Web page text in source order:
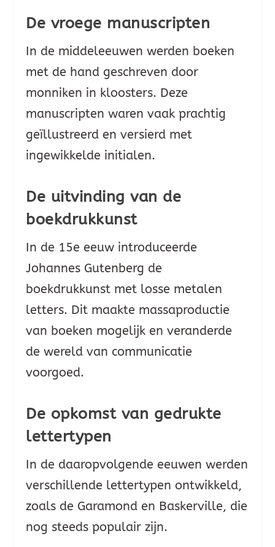
De vroege manuscripten
In de middeleeuwen werden boeken
met de hand geschreven door
monniken in kloosters. Deze
manuscripten waren vaak prachtig
geïllustreerd en versierd met
ingewikkelde initialen.
De uitvinding van de
boekdrukkunst
In de 15e eeuw introduceerde
Johannes Gutenberg de
boekdrukkunst met losse metalen
letters. Dit maakte massaproductie
van boeken mogelijk en veranderde
de wereld van communicatie
voorgoed.
De opkomst van gedrukte
lettertypen
In de daaropvolgende eeuwen werden
verschillende lettertypen ontwikkeld,
zoals de Garamond en Baskerville, die
nog steeds populair zijn.